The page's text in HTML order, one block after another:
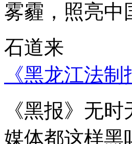
雾霾，照亮中
石道来
《黑龙江法
《黑报》无
媒体都这样黑